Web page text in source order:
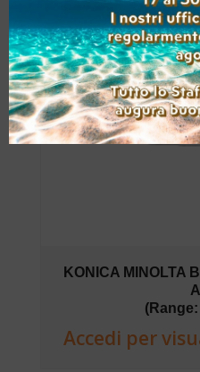
KONICA MINOLTA
Accedi per